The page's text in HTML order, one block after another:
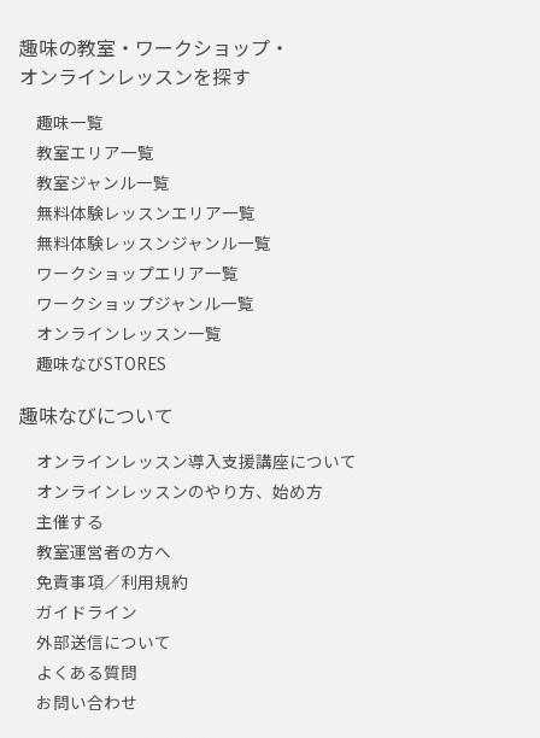
趣味の教室・ワークショップ・
オンラインレッスンを探す
趣味一覧
教室エリア一覧
教室ジャンル一覧
無料体験レッスンエリア一覧
無料体験レッスンジャンル一覧
ワークショップエリア一覧
ワークショップジャンル一覧
オンラインレッスン一覧
趣味なびSTORES
趣味なびについて
オンラインレッスン導入支援講座について
オンラインレッスンのやり方、始め方
主催する
教室運営者の方へ
免責事項／利用規約
ガイドライン
外部送信について
よくある質問
お問い合わせ